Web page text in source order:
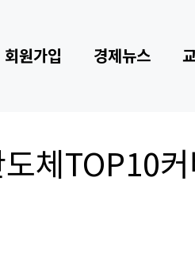
회원가입 경제뉴스
체TOP10